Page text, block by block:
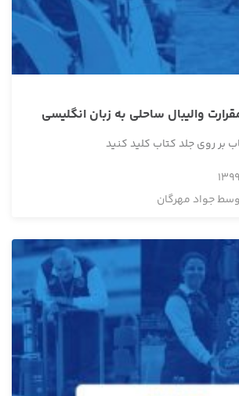
والیبال ساحلی به زبان انگلیسی
روی جلد کتاب کلید کنید
جواد مهرگان